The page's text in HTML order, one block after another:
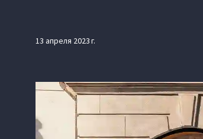
13 апреля 2023 г.